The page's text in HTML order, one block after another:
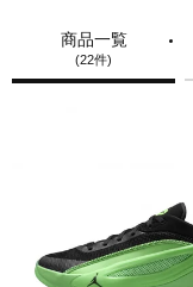
丈夫なが
feature.2
商品一覧
(22件)